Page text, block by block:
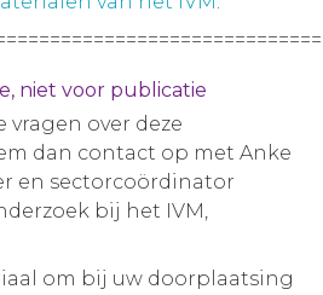
niet voor publicatie
over deze
dan contact op met Anke
en sectorcoördinator
bij het IVM,
om bij uw doorplaatsing